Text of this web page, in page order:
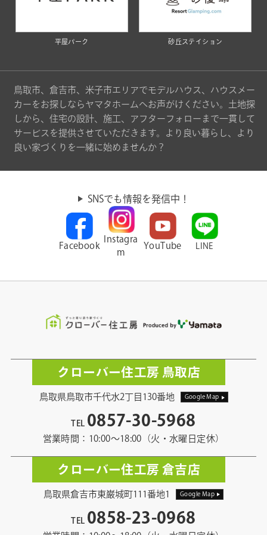
平屋パーク 砂丘ステイション
鳥取市、倉吉市、米子市エリアでモデルハウス、ハウスメー
カーをお探しならヤマタホームへお声がけください。土地探
しから、住宅の設計、施工、アフターフォローまで一貫して
サービスを提供させていただきます。より良い暮らし、より
良い家づくりを一緒に始めませんか？
SNSでも情報を発信中！
Facebook
Instagra
m
YouTube LINE
クローバー住工房 鳥取店
鳥取県鳥取市千代水2丁目130番地 Google Map
TEL 0857-30-5968
営業時間：10:00〜18:00（火・水曜日定休）
クローバー住工房 倉吉店
鳥取県倉吉市東巌城町111番地1 Google Map
TEL 0858-23-0968